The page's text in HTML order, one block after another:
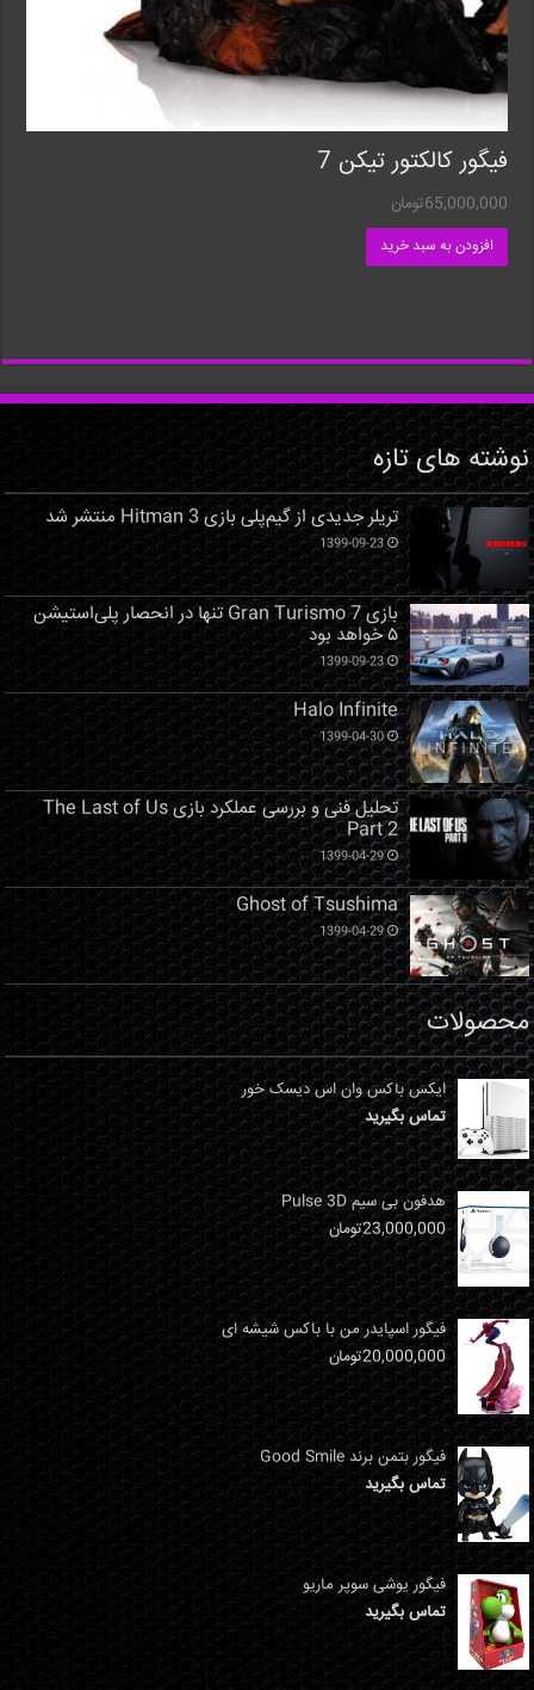
فیگور کالکتور تیکن 7
65,000,000تومان
افزودن به سبد خرید
نوشته های تازه
تریلر جدیدی از گیم‌پلی بازی Hitman 3 منتشر شد
1399-09-23
بازی Gran Turismo 7 تنها در انحصار پلی‌استیشن
۵ خواهد بود
1399-09-23
Halo Infinite
1399-04-30
تحلیل فنی و بررسی عملکرد بازی The Last of Us
Part 2
1399-04-29
Ghost of Tsushima
1399-04-29
محصولات
ایکس باکس وان اس دیسک خور
تماس بگیرید
هدفون بی سیم Pulse 3D
23,000,000تومان
فیگور اسپایدر من با باکس شیشه ای
20,000,000تومان
فیگور بتمن برند Good Smile
تماس بگیرید
فیگور یوشی سوپر ماریو
تماس بگیرید